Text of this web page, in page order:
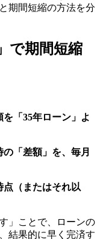
期間短縮の方法を分
で期間短縮
「35年ローン」よ
「差額」を、毎月
点（またはそれ以
」ことで、ローンの
結果的に早く完済す